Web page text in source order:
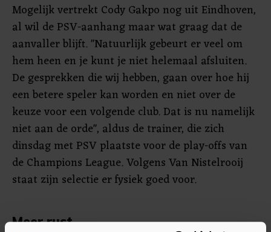
Mogelijk vertrekt Cody Gakpo nog uit Eindhoven,
al wil de PSV-aanhang maar wat graag dat de
aanvaller blijft. "Natuurlijk gebeurt er veel om
hem heen en je kunt je niet helemaal afsluiten.
De gesprekken die wij hebben, gaan over hoe hij
een betere speler kan worden en niet over de
keuze voor een volgende club. Dat is nu namelijk
niet aan de orde", aldus de trainer, die zich
dinsdag met PSV plaatste voor de play-offs van
de Champions League. Volgens Van Nistelrooij
staat zijn selectie er fysiek goed voor.
Meer rust